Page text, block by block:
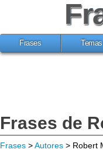
Frases Temas
Frases de
Frases >Autores > Robert